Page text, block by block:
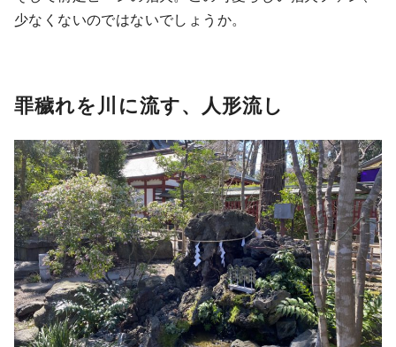
少なくないのではないでしょうか。
罪穢れを川に流す、人形流し